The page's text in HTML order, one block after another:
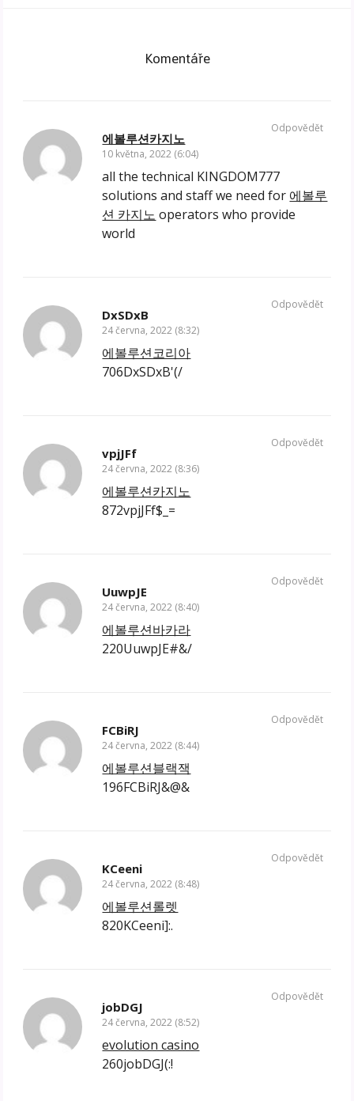
Komentáře
에볼루션카지노
10 května, 2022 (6:04)
all the technical KINGDOM777
solutions and staff we need for 에볼루
션 카지노 operators who provide
world
Odpovědět
DxSDxB
24 června, 2022 (8:32)
에볼루션코리아
706DxSDxB'(/
Odpovědět
vpjJFf
24 června, 2022 (8:36)
에볼루션카지노
872vpjJFf$_=
Odpovědět
UuwpJE
24 června, 2022 (8:40)
에볼루션바카라
220UuwpJE#&/
Odpovědět
FCBiRJ
24 června, 2022 (8:44)
에볼루션블랙잭
196FCBiRJ&@&
Odpovědět
KCeeni
24 června, 2022 (8:48)
에볼루션롤렛
820KCeeni]:.
Odpovědět
jobDGJ
24 června, 2022 (8:52)
evolution casino
260jobDGJ(:!
Odpovědět